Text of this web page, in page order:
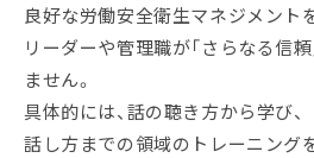
良好な労働安全衛生マネジメント
リーダーや管理職が「さらなる信
ません。
具体的には、話の聴き方から学び、
話し方までの領域のトレーニング